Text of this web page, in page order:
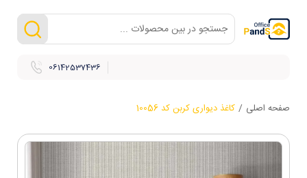
06142537436
صفحه اصلی / کاغذ دیواری کربن کد 10056